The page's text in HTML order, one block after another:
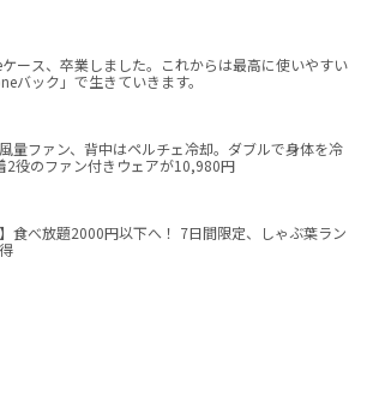
ース、卒業しました。これからは最高に使いやすい
バック」で生きていきます。
量ファン、背中はペルチェ冷却。ダブルで身体を冷
2役のファン付きウェアが10,980円
】食べ放題2000円以下へ！ 7日間限定、しゃぶ葉ラン